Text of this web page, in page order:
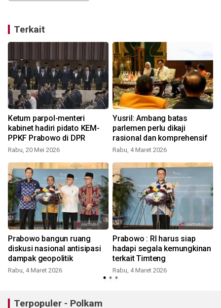
Terkait
Ketum parpol-menteri
kabinet hadiri pidato KEM-
PPKF Prabowo di DPR
Rabu, 20 Mei 2026
Yusril: Ambang batas
parlemen perlu dikaji
rasional dan komprehensif
Rabu, 4 Maret 2026
Prabowo bangun ruang
diskusi nasional antisipasi
dampak geopolitik
Rabu, 4 Maret 2026
Prabowo : RI harus siap
hadapi segala kemungkinan
terkait Timteng
Rabu, 4 Maret 2026
Terpopuler - Polkam